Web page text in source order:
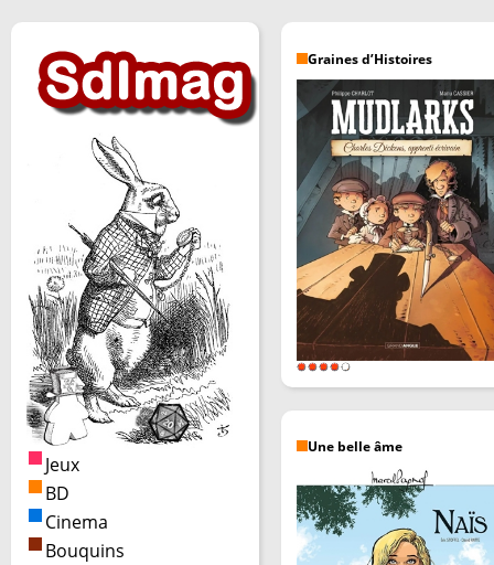
Jeux
BD
Cinema
Bouquins
Graines d’Histoires
Une belle âme